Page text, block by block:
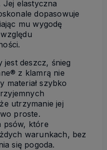
elastyczna
dopasowuje
mu wygodę
jest deszcz, śnieg
z klamrą nie
materiał szybko
utrzymanie jej
proste.
psów, które
warunkach, bez
się pogoda.